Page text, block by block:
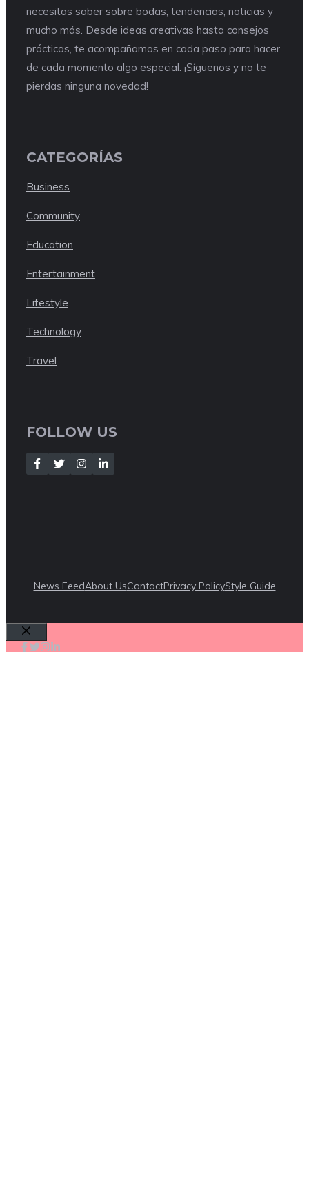
necesitas saber sobre bodas, tendencias, noticias y
mucho más. Desde ideas creativas hasta consejos
prácticos, te acompañamos en cada paso para hacer
de cada momento algo especial. ¡Síguenos y no te
pierdas ninguna novedad!
CATEGORÍAS
Business
Community
Education
Entertainment
Lifestyle
Technology
Travel
FOLLOW US
News FeedAbout UsContactPrivacy PolicyStyle Guide
Cerrar